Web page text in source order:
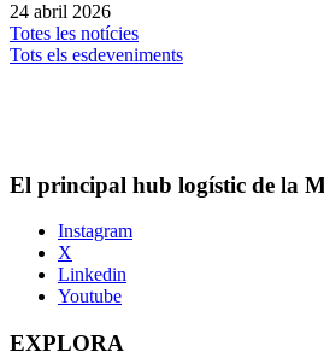
24 abril 2026
Totes les notícies
Tots els esdeveniments
El principal hub logístic de la
Instagram
X
Linkedin
Youtube
EXPLORA